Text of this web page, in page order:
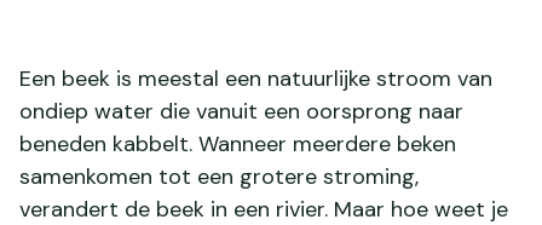
Een beek is meestal een natuurlijke stroom van
ondiep water die vanuit een oorsprong naar
beneden kabbelt. Wanneer meerdere beken
samenkomen tot een grotere stroming,
verandert de beek in een rivier. Maar hoe weet je